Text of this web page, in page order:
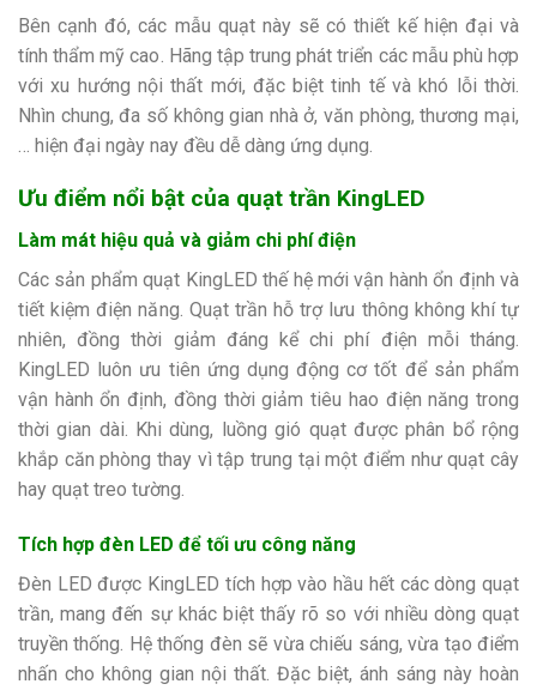
Bên cạnh đó, các mẫu quạt này sẽ có thiết kế hiện đại và
tính thẩm mỹ cao. Hãng tập trung phát triển các mẫu phù hợp
với xu hướng nội thất mới, đặc biệt tinh tế và khó lỗi thời.
Nhìn chung, đa số không gian nhà ở, văn phòng, thương mại,
… hiện đại ngày nay đều dễ dàng ứng dụng.
Ưu điểm nổi bật của quạt trần KingLED
Làm mát hiệu quả và giảm chi phí điện
Các sản phẩm quạt KingLED thế hệ mới vận hành ổn định và
tiết kiệm điện năng. Quạt trần hỗ trợ lưu thông không khí tự
nhiên, đồng thời giảm đáng kể chi phí điện mỗi tháng.
KingLED luôn ưu tiên ứng dụng động cơ tốt để sản phẩm
vận hành ổn định, đồng thời giảm tiêu hao điện năng trong
thời gian dài. Khi dùng, luồng gió quạt được phân bổ rộng
khắp căn phòng thay vì tập trung tại một điểm như quạt cây
hay quạt treo tường.
Tích hợp đèn LED để tối ưu công năng
Đèn LED được KingLED tích hợp vào hầu hết các dòng quạt
trần, mang đến sự khác biệt thấy rõ so với nhiều dòng quạt
truyền thống. Hệ thống đèn sẽ vừa chiếu sáng, vừa tạo điểm
nhấn cho không gian nội thất. Đặc biệt, ánh sáng này hoàn